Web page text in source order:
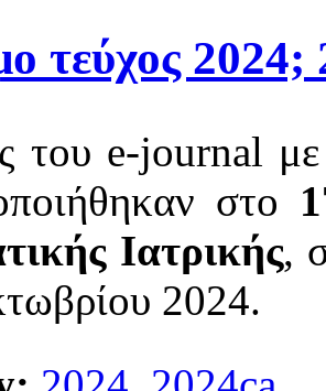
τεύχος 2024;
του e-journal με
στο
Ιατρικής,
2024.